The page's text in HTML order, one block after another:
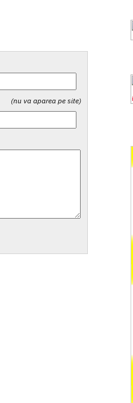
(nu va aparea pe site)